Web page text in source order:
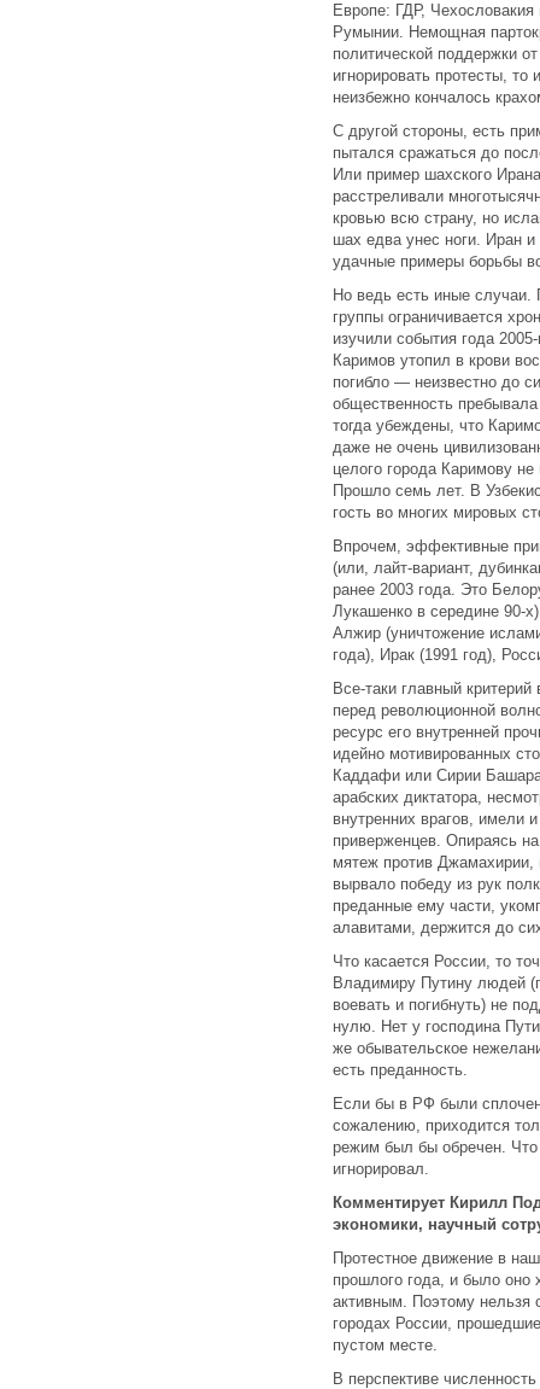
Европе: ГДР,
Румынии. Немощная
политической поддержки
игнорировать протесты,
неизбежно кончалось
С другой стороны, есть
пытался сражаться до
Или пример шахского
расстреливали
кровью всю страну, но
шах едва унес ноги. Иран
удачные примеры борьбы
Но ведь есть иные случаи.
группы ограничивается
изучили события года
Каримов утопил в крови
погибло — неизвестно до
общественность
тогда убеждены, что
даже не очень
целого города Каримову
Прошло семь лет. В
гость во многих мировых
Впрочем, эффективные
(или, лайт-вариант,
ранее 2003 года. Это
Лукашенко в середине 90-
Алжир (уничтожение
года), Ирак (1991 год),
Все-таки главный
перед революционной
ресурс его внутренней
идейно мотивированных
Каддафи или Сирии
арабских диктатора,
внутренних врагов, имели
приверженцев. Опираясь
мятеж против
вырвало победу из рук
преданные ему части,
алавитами, держится до
Что касается России, то
Владимиру Путину людей
воевать и погибнуть) не
нулю. Нет у господина
же обывательское
есть преданность.
Если бы в РФ были
сожалению, приходится
режим был бы обречен.
игнорировал.
Комментирует Кирилл
экономики, научный
Протестное движение в
прошлого года, и было оно
активным. Поэтому нельзя
городах России,
пустом месте.
В перспективе